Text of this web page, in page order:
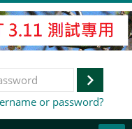
Log
or password?